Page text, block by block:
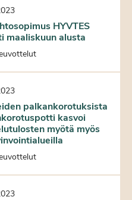
HYVTES
maaliskuun alusta
palkankorotuksista
kasvoi
myötä myös